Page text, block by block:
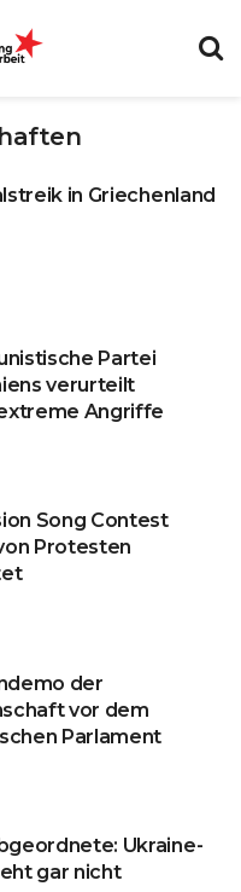
in Griechenland
Partei
verurteilt
Angriffe
Song Contest
Protesten
der
vor dem
Parlament
Ukraine-
gar nicht